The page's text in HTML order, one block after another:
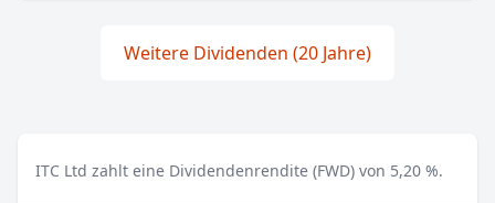
Weitere Dividenden (20 Jahre)
ITC Ltd zahlt eine Dividendenrendite (FWD) von 5,20 %.